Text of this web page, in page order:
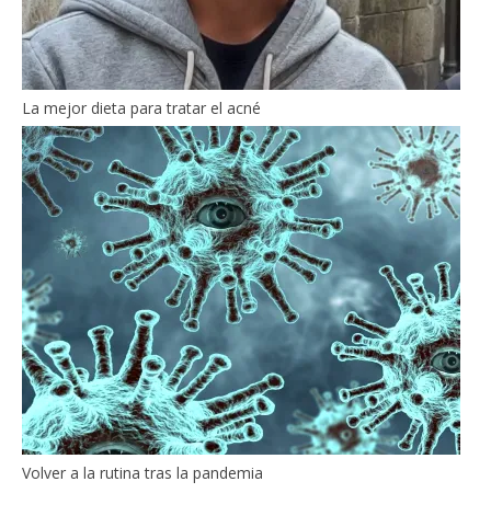
La mejor dieta para tratar el acné
Volver a la rutina tras la pandemia